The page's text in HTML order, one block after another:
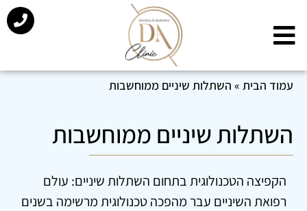
עמוד הבית » השתלות שיניים ממוחשבות
השתלות שיניים ממוחשבות
הקפיצה הטכנולוגית בתחום השתלות שיניים: עולם
רפואת השיניים עבר מהפכה טכנולוגית מרשימה בשנים